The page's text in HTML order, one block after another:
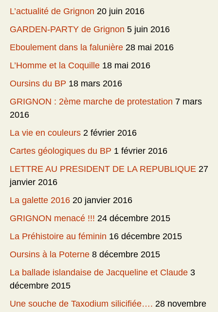
L’actualité de Grignon 20 juin 2016
GARDEN-PARTY de Grignon 5 juin 2016
Eboulement dans la falunière 28 mai 2016
L’Homme et la Coquille 18 mai 2016
Oursins du BP 18 mars 2016
GRIGNON : 2ème marche de protestation 7 mars
2016
La vie en couleurs 2 février 2016
Cartes géologiques du BP 1 février 2016
LETTRE AU PRESIDENT DE LA REPUBLIQUE 27
janvier 2016
La galette 2016 20 janvier 2016
GRIGNON menacé !!! 24 décembre 2015
La Préhistoire au féminin 16 décembre 2015
Oursins à la Poterne 8 décembre 2015
La ballade islandaise de Jacqueline et Claude 3
décembre 2015
Une souche de Taxodium silicifiée…. 28 novembre